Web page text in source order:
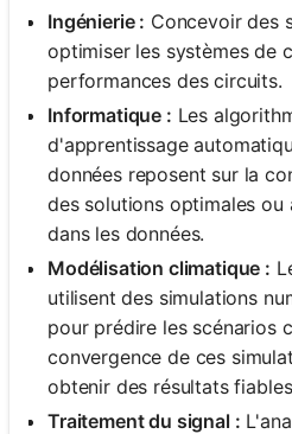
Ingénierie : Concevoir des
optimiser les systèmes de
performances des circuits.
Informatique : Les
d'apprentissage
données reposent sur la
des solutions optimales ou
dans les données.
Modélisation climatique :
utilisent des simulations
pour prédire les scénarios
convergence de ces
obtenir des résultats
Traitement du signal :